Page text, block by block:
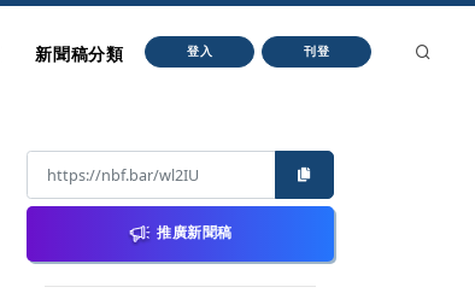
新聞稿分類 登入 刊登
推廣新聞稿